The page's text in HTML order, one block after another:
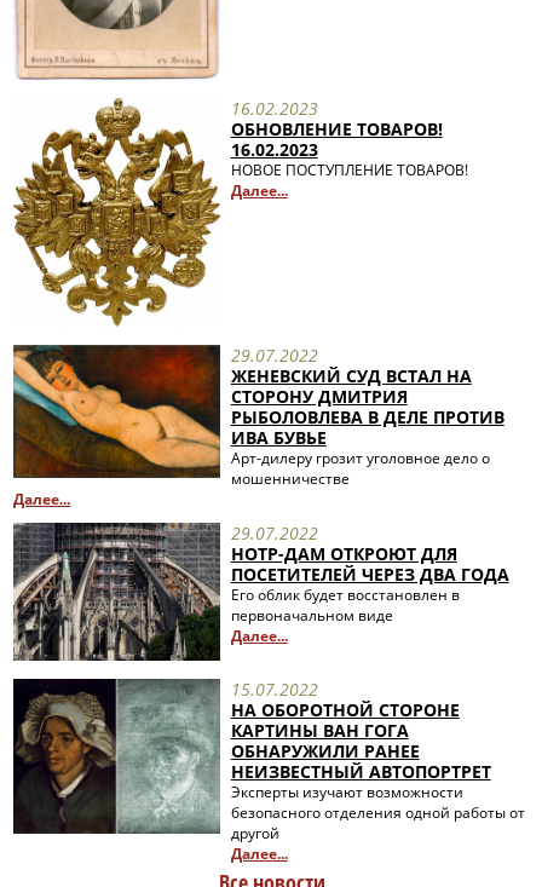
16.02.2023
ОБНОВЛЕНИЕ ТОВАРОВ!
16.02.2023
НОВОЕ ПОСТУПЛЕНИЕ ТОВАРОВ!
Далее...
29.07.2022
ЖЕНЕВСКИЙ СУД ВСТАЛ НА
СТОРОНУ ДМИТРИЯ
РЫБОЛОВЛЕВА В ДЕЛЕ ПРОТИВ
ИВА БУВЬЕ
Арт-дилеру грозит уголовное дело о
мошенничестве
Далее...
29.07.2022
НОТР-ДАМ ОТКРОЮТ ДЛЯ
ПОСЕТИТЕЛЕЙ ЧЕРЕЗ ДВА ГОДА
Его облик будет восстановлен в
первоначальном виде
Далее...
15.07.2022
НА ОБОРОТНОЙ СТОРОНЕ
КАРТИНЫ ВАН ГОГА
ОБНАРУЖИЛИ РАНЕЕ
НЕИЗВЕСТНЫЙ АВТОПОРТРЕТ
Эксперты изучают возможности
безопасного отделения одной работы от
другой
Далее...